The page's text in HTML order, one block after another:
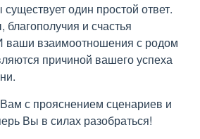
один простой ответ.
и счастья
ваши взаимоотношения с родом
причиной вашего успеха
с прояснением сценариев и
Вы в силах разобраться!